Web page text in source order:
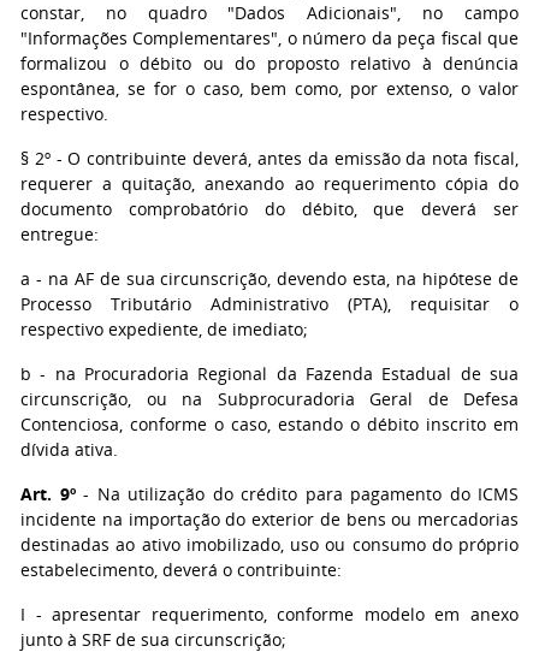
constar, no quadro "Dados Adicionais", no campo
"Informações Complementares", o número da peça fiscal que
formalizou o débito ou do proposto relativo à denúncia
espontânea, se for o caso, bem como, por extenso, o valor
respectivo.
§ 2º - O contribuinte deverá, antes da emissão da nota fiscal,
requerer a quitação, anexando ao requerimento cópia do
documento comprobatório do débito, que deverá ser
entregue:
a - na AF de sua circunscrição, devendo esta, na hipótese de
Processo Tributário Administrativo (PTA), requisitar o
respectivo expediente, de imediato;
b - na Procuradoria Regional da Fazenda Estadual de sua
circunscrição, ou na Subprocuradoria Geral de Defesa
Contenciosa, conforme o caso, estando o débito inscrito em
dívida ativa.
Art. 9º- Na utilização do crédito para pagamento do ICMS
incidente na importação do exterior de bens ou mercadorias
destinadas ao ativo imobilizado, uso ou consumo do próprio
estabelecimento, deverá o contribuinte:
I - apresentar requerimento, conforme modelo em anexo
junto à SRF de sua circunscrição;